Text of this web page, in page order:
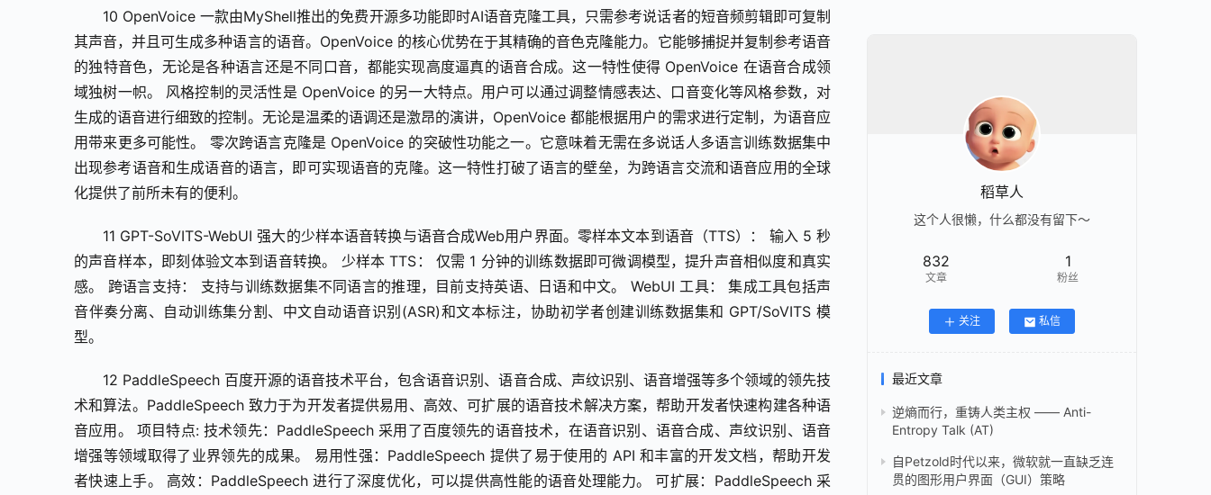
10 OpenVoice 一款由MyShell推出的免费开源多功能即时AI语音克隆工具，只需参考说话者的短音频剪辑即可复制
其声音，并且可生成多种语言的语音。OpenVoice 的核心优势在于其精确的音色克隆能力。它能够捕捉并复制参考语音
的独特音色，无论是各种语言还是不同口音，都能实现高度逼真的语音合成。这一特性使得 OpenVoice 在语音合成领
域独树一帜。 风格控制的灵活性是 OpenVoice 的另一大特点。用户可以通过调整情感表达、口音变化等风格参数，对
生成的语音进行细致的控制。无论是温柔的语调还是激昂的演讲，OpenVoice 都能根据用户的需求进行定制，为语音应
用带来更多可能性。 零次跨语言克隆是 OpenVoice 的突破性功能之一。它意味着无需在多说话人多语言训练数据集中
出现参考语音和生成语音的语言，即可实现语音的克隆。这一特性打破了语言的壁垒，为跨语言交流和语音应用的全球
化提供了前所未有的便利。
11 GPT-SoVITS-WebUI 强大的少样本语音转换与语音合成Web用户界面。零样本文本到语音（TTS）： 输入 5 秒
的声音样本，即刻体验文本到语音转换。 少样本 TTS： 仅需 1 分钟的训练数据即可微调模型，提升声音相似度和真实
感。 跨语言支持： 支持与训练数据集不同语言的推理，目前支持英语、日语和中文。 WebUI 工具： 集成工具包括声
音伴奏分离、自动训练集分割、中文自动语音识别(ASR)和文本标注，协助初学者创建训练数据集和 GPT/SoVITS 模
型。
12 PaddleSpeech 百度开源的语音技术平台，包含语音识别、语音合成、声纹识别、语音增强等多个领域的领先技
术和算法。PaddleSpeech 致力于为开发者提供易用、高效、可扩展的语音技术解决方案，帮助开发者快速构建各种语
音应用。 项目特点: 技术领先：PaddleSpeech 采用了百度领先的语音技术，在语音识别、语音合成、声纹识别、语音
增强等领域取得了业界领先的成果。 易用性强：PaddleSpeech 提供了易于使用的 API 和丰富的开发文档，帮助开发
者快速上手。 高效：PaddleSpeech 进行了深度优化，可以提供高性能的语音处理能力。 可扩展：PaddleSpeech 采
稻草人
这个人很懒，什么都没有留下～
832
文章
1
粉丝
关注 私信
最近文章
逆熵而行，重铸人类主权 —— Anti-
Entropy Talk (AT)
自Petzold时代以来，微软就一直缺乏连
贯的图形用户界面（GUI）策略